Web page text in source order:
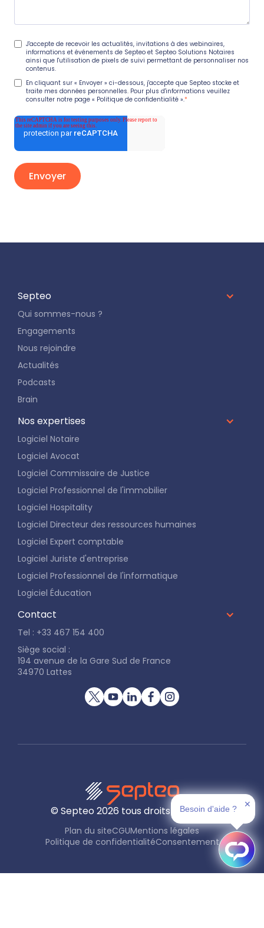
J'accepte de recevoir les actualités, invitations à des webinaires,
informations et événements de Septeo et Septeo Solutions Notaires
ainsi que l'utilisation de pixels de suivi permettant de personnaliser nos
contenus.
En cliquant sur « Envoyer » ci-dessous, j'accepte que Septeo stocke et
traite mes données personnelles. Pour plus d'informations veuillez
consulter notre page « Politique de confidentialité ».*
Septeo
Qui sommes-nous ?
Engagements
Nous rejoindre
Actualités
Podcasts
Brain
Nos expertises
Logiciel Notaire
Logiciel Avocat
Logiciel Commissaire de Justice
Logiciel Professionnel de l'immobilier
Logiciel Hospitality
Logiciel Directeur des ressources humaines
Logiciel Expert comptable
Logiciel Juriste d'entreprise
Logiciel Professionnel de l'informatique
Logiciel Éducation
Contact
Tel : +33 467 154 400
Siège social :
194 avenue de la Gare Sud de France
34970 Lattes
© Septeo 2026 tous droits réservés
Plan du siteCGUMentions légales
Politique de confidentialitéConsentement
Besoin d'aide ? ✕